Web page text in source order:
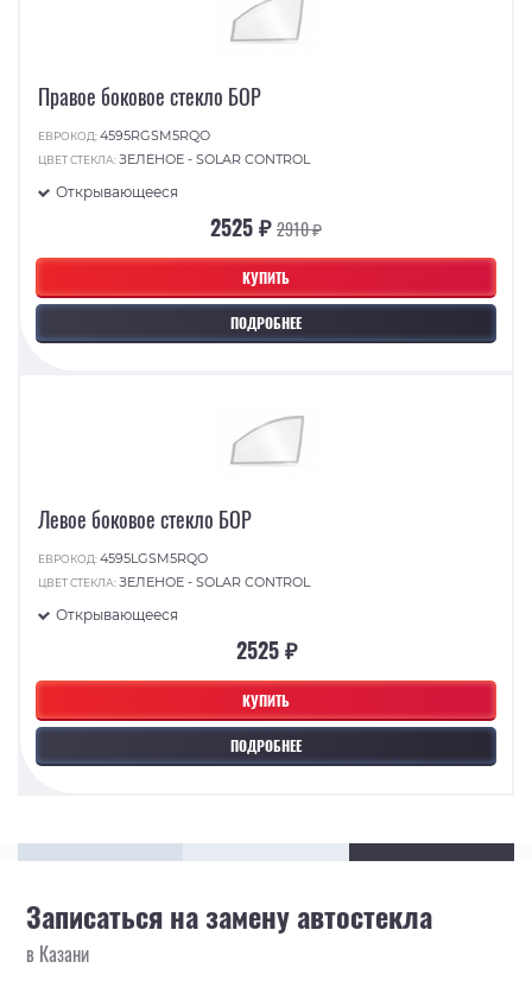
КУПИТЬ
ПОДРОБНЕЕ
Правое боковое стекло БОР
ЕВРОКОД:4595RGSM5RQO
ЦВЕТ СТЕКЛА:ЗЕЛЕНОЕ - SOLAR CONTROL
Открывающееся
2525 ₽2910 ₽
КУПИТЬ
ПОДРОБНЕЕ
Левое боковое стекло БОР
ЕВРОКОД:4595LGSM5RQO
ЦВЕТ СТЕКЛА:ЗЕЛЕНОЕ - SOLAR CONTROL
Открывающееся
2525 ₽
Записаться на замену автостекла
в Казани